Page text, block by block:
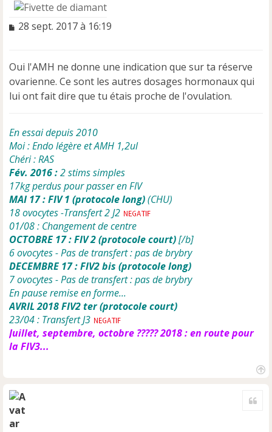
M
a
g
e
n
l
u
28 sept. 2017 à 16:19
Oui l'AMH ne donne une indication que sur ta réserve
ovarienne. Ce sont les autres dosages hormonaux qui
lui ont fait dire que tu étais proche de l'ovulation.
En essai depuis 2010
Moi : Endo légère et AMH 1,2ul
Chéri : RAS
Fév. 2016 :2 stims simples
17kg perdus pour passer en FIV
MAI 17 : FIV 1 (protocole long)(CHU)
18 ovocytes -Transfert 2 J2
01/08 : Changement de centre
OCTOBRE 17 : FIV 2 (protocole court)[/b]
6 ovocytes - Pas de transfert : pas de brybry
DECEMBRE 17 : FIV2 bis (protocole long)
7 ovocytes - Pas de transfert : pas de brybry
En pause remise en forme...
AVRIL 2018 FIV2 ter (protocole court)
23/04 : Transfert J3
Juillet, septembre, octobre ????? 2018 : en route pour
la FIV3...